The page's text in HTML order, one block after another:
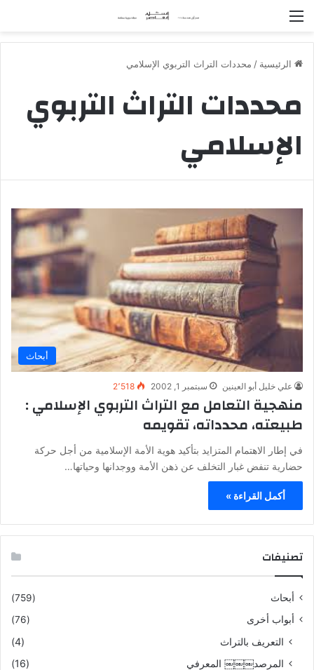
الرئيسية / محددات التراث التربوي الإسلامي
محددات التراث التربوي
الإسلامي
أبحاث
علي خليل أبو العينين سبتمبر 1, 2002 2٬518
منهجية التعامل مع التراث التربوي الإسلامي :
طبيعته، محدداته، تقويمه
في إطار الاهتمام المتزايد بتأكيد هوية الأمة الإسلامية من أجل حركة
حضارية تنفض غبار التخلف عن ذهن الأمة ووجدانها وحياتها…
أكمل القراءة »
تصنيفات
أبحاث
(759)
أبواب أخرى
(76)
التعريف بالتراث
(4)
المرصد￼￼￼ المعرفي
(16)